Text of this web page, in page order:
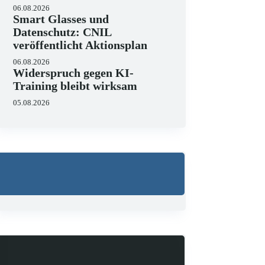
06.08.2026
Smart Glasses und
Datenschutz: CNIL
veröffentlicht Aktionsplan
06.08.2026
Widerspruch gegen KI-
Training bleibt wirksam
05.08.2026